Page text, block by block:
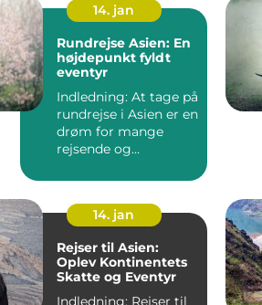
14. jan
Rundrejse Asien: En
højdepunkt fyldt
eventyr
Indledning: At tage på
rundrejse i Asien er en
drøm for mange
rejsende og
mennesker. D...
14. jan
Rejser til Asien:
Oplev Kontinentets
Skatte og Eventyr
Indledning: Rejser til